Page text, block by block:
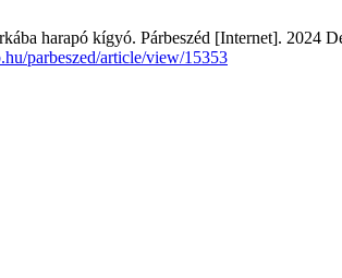
harapó kígyó. Párbeszéd [Internet]. 2024
parbeszed/article/view/15353